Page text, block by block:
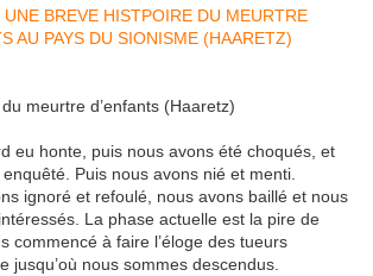
meurtre d’enfants (Haaretz)
eu honte, puis nous avons été choqués, et
Puis nous avons nié et menti.
ignoré et refoulé, nous avons baillé et nous
La phase actuelle est la pire de
commencé à faire l’éloge des tueurs
jusqu’où nous sommes descendus.